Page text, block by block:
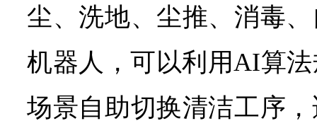
尘、洗地、尘推、消毒
机器人，可以利用AI算
场景自助切换清洁工序